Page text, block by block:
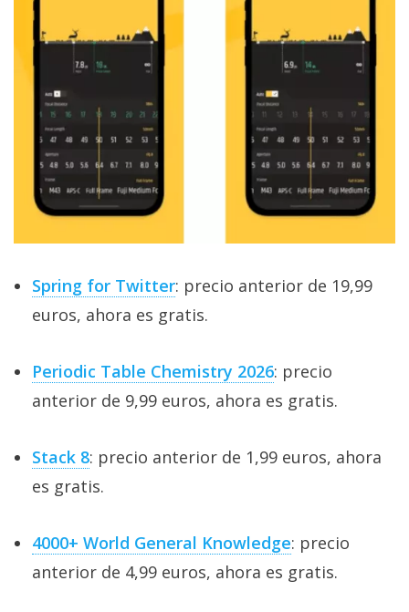
Spring for Twitter: precio anterior de 19,99
euros, ahora es gratis.
Periodic Table Chemistry 2026: precio
anterior de 9,99 euros, ahora es gratis.
Stack 8: precio anterior de 1,99 euros, ahora
es gratis.
4000+ World General Knowledge: precio
anterior de 4,99 euros, ahora es gratis.